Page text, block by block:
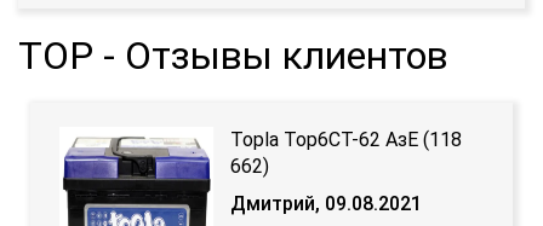
TOP - Отзывы клиентов
Topla Top6CT-62 АзЕ (118
662)
Дмитрий, 09.08.2021